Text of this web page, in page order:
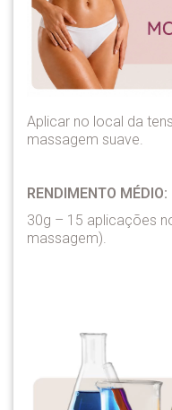
Aplicar no local da
massagem suave.
RENDIMENTO MÉDIO:
30g – 15 aplicações
massagem).